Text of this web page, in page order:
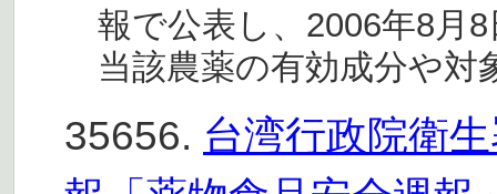
報で公表し、2006年8月
当該農薬の有効成分や対
35656. 台湾行政院衛